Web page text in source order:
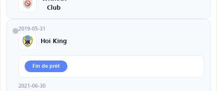
Club
2019-05-31
Hoi King
Fin de prêt
2021-06-30